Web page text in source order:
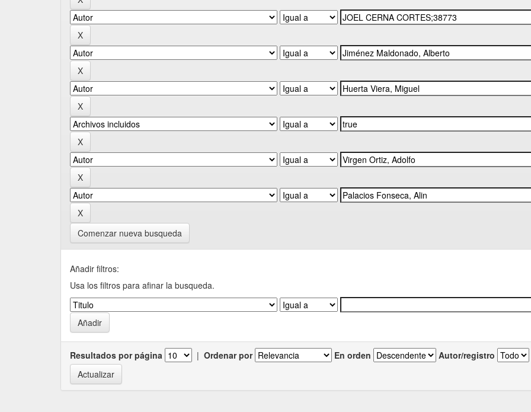
Comenzar nueva busqueda
Añadir filtros:
Usa los filtros para afinar la busqueda.
Resultados por página | Ordenar por En orden Autor/registro